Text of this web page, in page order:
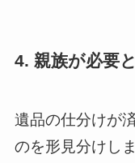
4. 親族が必要
遺品の仕分けが
のを形見分けし